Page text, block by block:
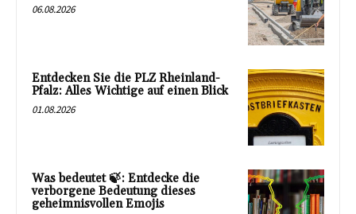
06.08.2026
Entdecken Sie die PLZ Rheinland-
Pfalz: Alles Wichtige auf einen Blick
01.08.2026
Was bedeutet 🍃: Entdecke die
verborgene Bedeutung dieses
geheimnisvollen Emojis